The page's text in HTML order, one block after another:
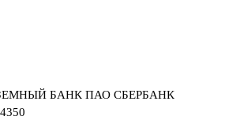
БАНК ПАО СБЕРБАНК